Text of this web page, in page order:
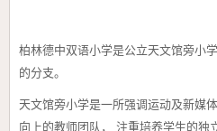
柏林德中双语小学是公立天文馆旁小
的分支。
天文馆旁小学是一所强调运动及新媒
向上的教师团队， 注重培养学生的独